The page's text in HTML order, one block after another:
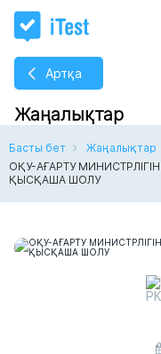
Артқа
Жаңалықтар
Басты бет
Жаңалықтар
ОҚУ-АҒАРТУ
ҚЫСҚАША ШОЛУ